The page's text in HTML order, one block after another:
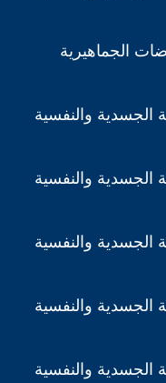
الجماهيرية
الجسدية والنفسية
الجسدية والنفسية
الجسدية والنفسية
الجسدية والنفسية
الجسدية والنفسية